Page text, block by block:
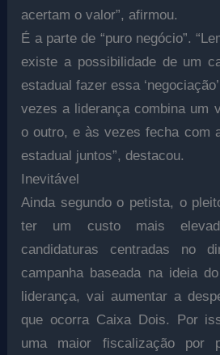
acertam o valor”, afirmou.
É a parte de “puro negócio”.
existe a possibilidade de um
estadual fazer essa
vezes a liderança combina um
o outro, e às vezes fecha com
estadual juntos”, destacou.
Inevitável
Ainda segundo o petista, o
ter um custo mais
candidaturas centradas no
campanha baseada na ideia
liderança, vai aumentar a
que ocorra Caixa Dois. Por
uma maior fiscalização por